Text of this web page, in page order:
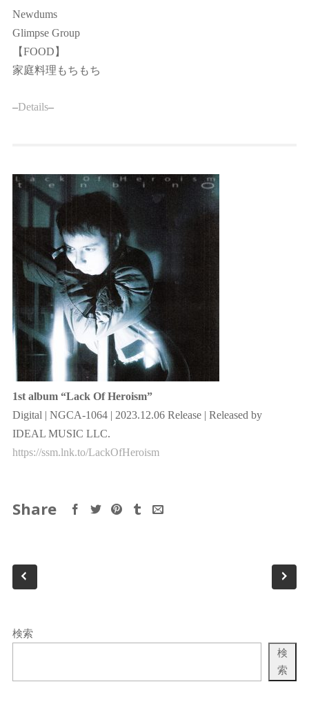
Newdums
Glimpse Group
【FOOD】
家庭料理もちもち
–Details–
1st album “Lack Of Heroism”
Digital | NGCA-1064 | 2023.12.06 Release | Released by
IDEAL MUSIC LLC.
https://ssm.lnk.to/LackOfHeroism
Share
検索
検
索